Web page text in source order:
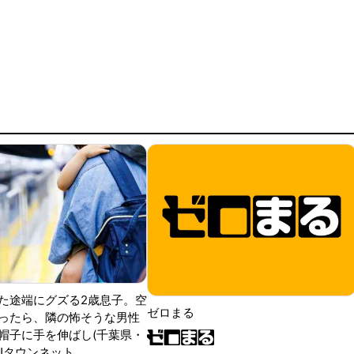
途端にグズる2歳息子。空
たら、隣の怖そうな男性
子に手を伸ばし(千葉県・
ゼロまる